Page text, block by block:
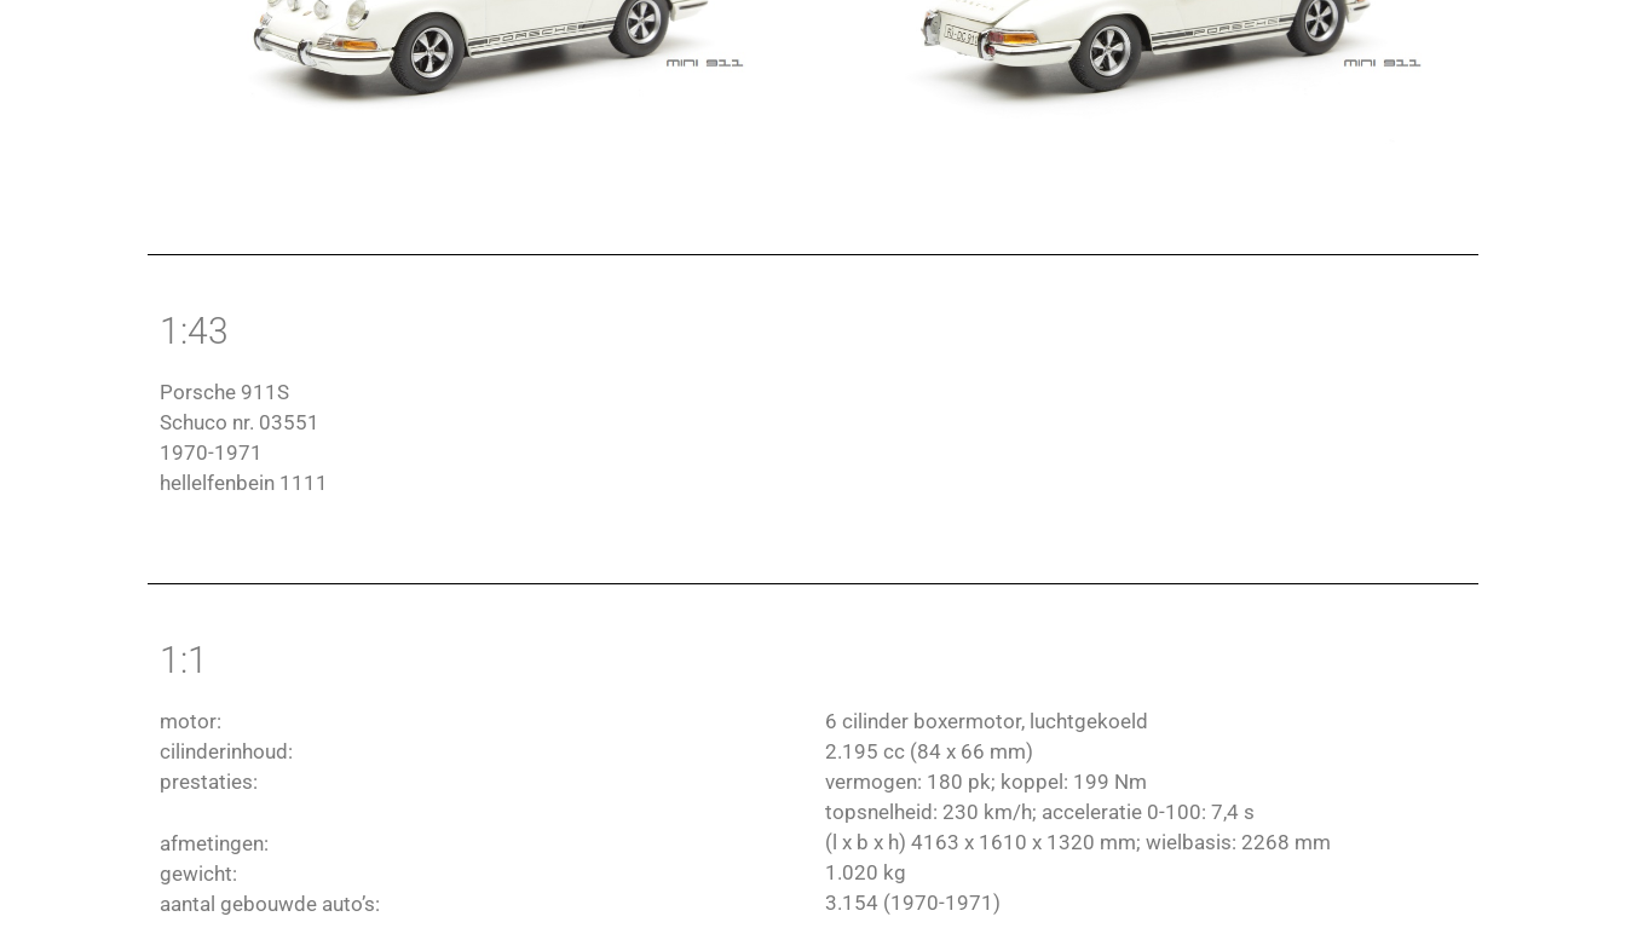
1:43
Porsche 911S
Schuco nr. 03551
1970-1971
hellelfenbein 1111
1:1
motor:
cilinderinhoud:
prestaties:
afmetingen:
gewicht:
aantal gebouwde auto’s:
6 cilinder boxermotor, luchtgekoeld
2.195 cc (84 x 66 mm)
vermogen: 180 pk; koppel: 199 Nm
topsnelheid: 230 km/h; acceleratie 0-100: 7,4 s
(l x b x h) 4163 x 1610 x 1320 mm; wielbasis: 2268 mm
1.020 kg
3.154 (1970-1971)